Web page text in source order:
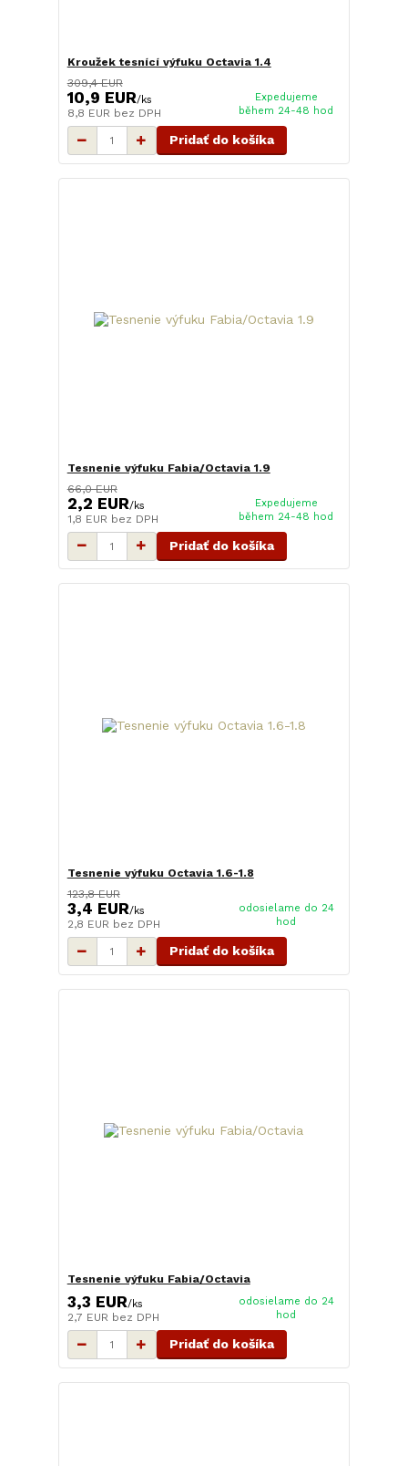
Kroužek tesnící výfuku Octavia 1.4
309,4 EUR
10,9 EUR/ks
8,8 EUR bez DPH
Expedujeme
během 24-48 hod
Pridať do košíka
Tesnenie výfuku Fabia/Octavia 1.9
66,0 EUR
2,2 EUR/ks
1,8 EUR bez DPH
Expedujeme
během 24-48 hod
Pridať do košíka
Tesnenie výfuku Octavia 1.6-1.8
123,8 EUR
3,4 EUR/ks
2,8 EUR bez DPH
odosielame do 24
hod
Pridať do košíka
Tesnenie výfuku Fabia/Octavia
3,3 EUR/ks
2,7 EUR bez DPH
odosielame do 24
hod
Pridať do košíka